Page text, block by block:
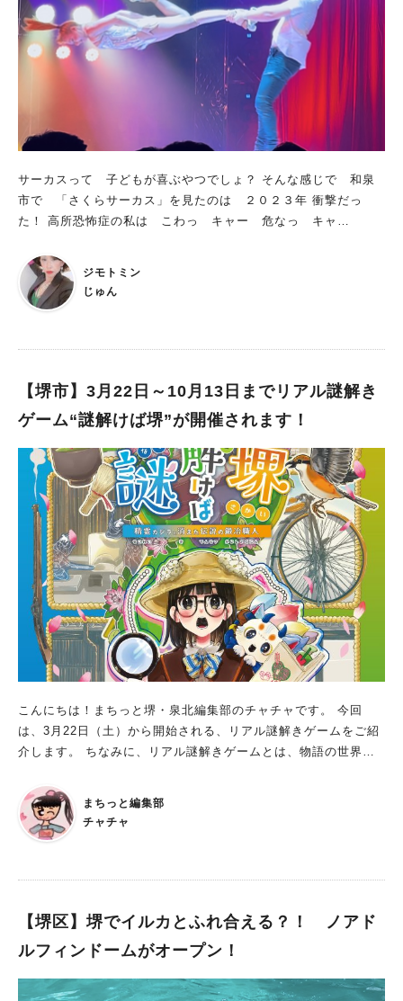
しょう。 夏の暑さで火照った体を、ひんやり冷たい雪でクール
ダウンさせましょう。 積もった雪は、とけるまで自由に遊べち
ゃいます！ 毎年大人気のじゃぶじゃぶ広場も！ 日程：2025年4
月26日(土)～9月28日(日) 時間：10：00～15：00（最終入場1
4：30） 料金：無料 （ハーベストの丘の入園料のみ必要） 場
所：村のエリア・じゃぶじゃぶ広場 毎年大人気の『じゃぶじゃ
ぶ広場』が、2025年もオープンしています！ ハーベストの丘の
設なので、小さなお子さんでも安心して水遊びを楽しめます。
もちろん、大人の方も一緒に涼めますよ。 家族みんなで夏の暑
さを吹き飛ばし、思いっきり水遊びを満喫してくださいね！ ハ
この季節ならではのイベントも満載！遊び方は人それぞれです
もちろん、動物とのふれあいや芝すべりなどのアクティビティ、
シルバニアパークなども外せません。 ぜひ、忘れられない夏の
れており、日除けをしながら見守ることができますよ！ 他にも
ひんやりできる仕掛けが満載！ 2025年夏のイオンモールでは、
涼しく過ごす「クールシェア」という取り組みをしているそう。
イオンモール堺北花田でも、買い物中にひんやりできる仕掛けが
たくさんあります！ ■冷却自動販売機 期間：2025年6月1日
（日）～9月30日（火） 場所：1階16番モール出入口・1階南エ
レベーター前・2階25番立駐通路 イオンモール堺北花田内の3箇
つもより冷たい飲み物で、体の中からひんやりできちゃいます
よ！ ■ひんやりスイーツフェス 日程：2025年7月12日（土）・1
3日（日） 時間：10時～18時 ※無くなり次第終了 場所：1階
たいスイーツが購入できる「ひんやりスイーツフェス」が開催さ
れます。 関西の人気ひんやりスイーツ全8店舗が大集結。 ひん
やり甘いスイーツに癒されてみませんか。 ■Francfrancハンディ
イベント会場またはFrancfranc店舗で返却できます。※18時以降
cのハンディファンを借りることができます。 館内で、さらに涼
しく過ごすことが可能ですよ。 暑い日は涼みながら買い物を楽
しもう！ 今回は、イオンモール堺北花田に設置された「パレッ
ト噴水」と「クールシェア」という取り組みご紹介しました。
暑い日の強い味方であるショッピングモール。 買い物ついでに
水遊びやひんやりイベントも楽しめたら、充実した1日になるこ
と間違いなしですよ！ ※写真は全て施設・テナント提供
サーカスって 子どもが喜ぶやつでしょ？ そんな感じで 和泉
市で 「さくらサーカス」を見たのは ２０２３年 衝撃だっ
た！ 高所恐怖症の私は こわっ キャー 危なっ キャ
フォーマンス 決して 失敗できない 緊張感 そして 失敗しな
い 完成度 圧巻で 声が枯れるほど ワ―キャー叫び 手が 腫
れるほど 拍手した！！！ ヤバい！！！みんなに伝えたい！ あ
ジモトミン
じゅん
【堺市】3月22日～10月13日までリアル謎解き
ゲーム“謎解けば堺”が開催されます！
こんにちは！まちっと堺・泉北編集部のチャチャです。 今回
は、3月22日（土）から開始される、リアル謎解きゲームをご紹
介します。 ちなみに、リアル謎解きゲームとは、物語の世界に
参加者が、実際に頭と体を使って謎を解いていきます。 ご紹介
するリアル謎解きゲームは、春休みやGW、夏休み・シルバーウ
ィークも含まれる長期間での開催なので、ぜひチェックして予定
転車博物館、堺伝匠館、鉄炮鍛冶屋敷 ほか） 参加費：無料 所要
者向け 謎解きキット配布場所：さかい利晶の杜、シマノ自転車
博物館、堺駅観光案内所、堺東観光案内所 ほか 持ち物：LINEア
まちっと編集部
チャチャ
【堺区】堺でイルカとふれ合える？！ ノアド
ルフィンドームがオープン！
#泉ヶ丘駅 #栂・美木多駅#光明池駅#なかもず駅#深井駅#ランチ #カフェ
#あなたはどっち？